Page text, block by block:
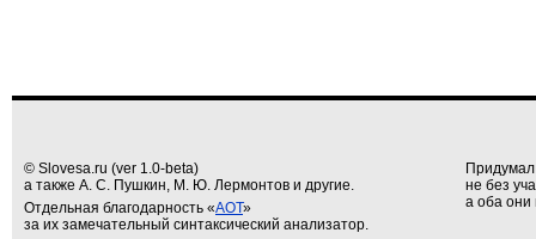
© Slovesa.ru (ver 1.0-beta)
а также А. С. Пушкин, М. Ю. Лермонтов и другие.
Отдельная благодарность «АОТ»
за их замечательный синтаксический анализатор.
не без
а оба они